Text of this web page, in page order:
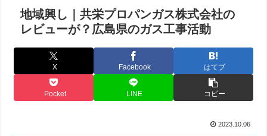
地域興し｜共栄プロパンガス株式会社の
レビューが？広島県のガス工事活動
X Facebook はてブ
Pocket LINE コピー
2023.10.06